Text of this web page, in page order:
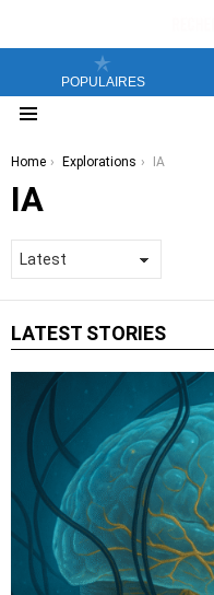
POPULAIRES
You are here:
Home Explorations IA
IA
LATEST STORIES